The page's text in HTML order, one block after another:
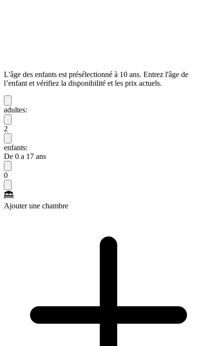
L'âge des enfants est présélectionné à 10 ans. Entrez l'âge de
l’enfant et vérifiez la disponibilité et les prix actuels.
adultes:
2
enfants:
De 0 a 17 ans
0
Ajouter une chambre